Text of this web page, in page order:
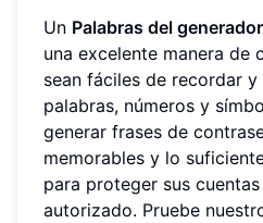
Un Palabras del
una excelente manera de
sean fáciles de recordar
palabras, números y
generar frases de
memorables y lo
para proteger sus
autorizado. Pruebe